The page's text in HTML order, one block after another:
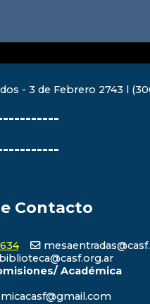
- 3 de Febrero 2743 l
Contacto
Académica